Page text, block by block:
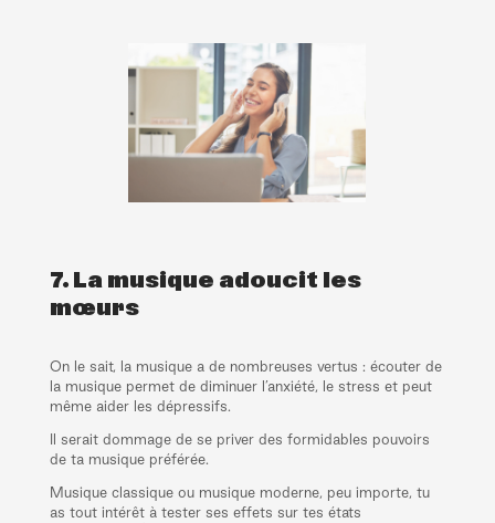
7. La musique adoucit les
mœurs
On le sait, la musique a de nombreuses vertus : écouter de
la musique permet de diminuer l’anxiété, le stress et peut
même aider les dépressifs.
Il serait dommage de se priver des formidables pouvoirs
de ta musique préférée.
Musique classique ou musique moderne, peu importe, tu
as tout intérêt à tester ses effets sur tes états